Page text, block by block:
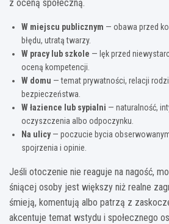
z oceną społeczną.
W miejscu publicznym — obawa przed
błędu, utratą twarzy.
W pracy lub szkole — lęk przed
oceną kompetencji.
W domu — temat prywatności, relacji
bezpieczeństwa.
W łazience lub sypialni — naturalność,
oczyszczenia albo odpoczynku.
Na ulicy— poczucie bycia
spojrzenia i opinie.
Jeśli otoczenie nie reaguje na nagość,
śniącej osoby jest większy niż realne
śmieją, komentują albo patrzą z
akcentuje temat wstydu i społecznego